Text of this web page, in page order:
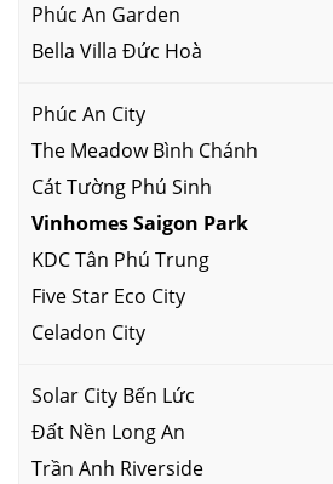
Phúc An Garden
Bella Villa Đức Hoà
Phúc An City
The Meadow Bình Chánh
Cát Tường Phú Sinh
Vinhomes Saigon Park
KDC Tân Phú Trung
Five Star Eco City
Celadon City
Solar City Bến Lức
Đất Nền Long An
Trần Anh Riverside